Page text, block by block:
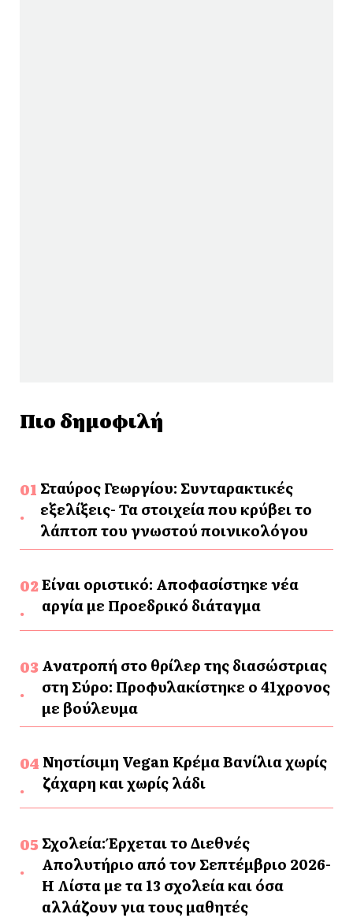
Πιο δημοφιλή
Σταύρος Γεωργίου: Συνταρακτικές
εξελίξεις- Τα στοιχεία που κρύβει το
λάπτοπ του γνωστού ποινικολόγου
Είναι οριστικό: Αποφασίστηκε νέα
αργία με Προεδρικό διάταγμα
Ανατροπή στο θρίλερ της διασώστριας
στη Σύρο: Προφυλακίστηκε ο 41χρονος
με βούλευμα
Νηστίσιμη Vegan Κρέμα Βανίλια χωρίς
ζάχαρη και χωρίς λάδι
Σχολεία: Έρχεται το Διεθνές
Απολυτήριο από τον Σεπτέμβριο 2026-
Η Λίστα με τα 13 σχολεία και όσα
αλλάζουν για τους μαθητές